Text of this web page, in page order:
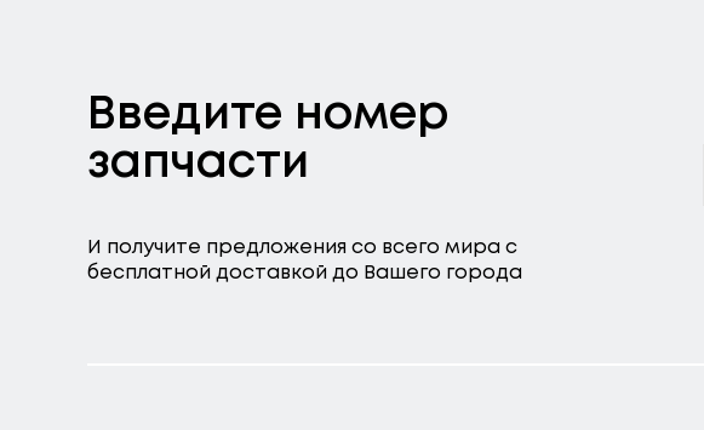
Введите номер
запчасти
И получите предложения со всего мира с
бесплатной доставкой до Вашего города